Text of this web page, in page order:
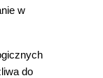
w
do